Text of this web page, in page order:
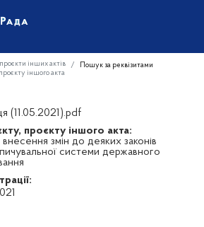
інших актів
Пошук за реквізитами
іншого акта
(11.05.2021).pdf
проєкту іншого акта:
змін до деяких законів
системи державного